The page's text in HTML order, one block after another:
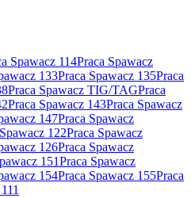
Spawacz 114Praca Spawacz
133Praca Spawacz 135Praca
Praca Spawacz TIG/TAGPraca
Praca Spawacz 143Praca Spawacz
147Praca Spawacz
122Praca Spawacz
126Praca Spawacz
151Praca Spawacz
154Praca Spawacz 155Praca